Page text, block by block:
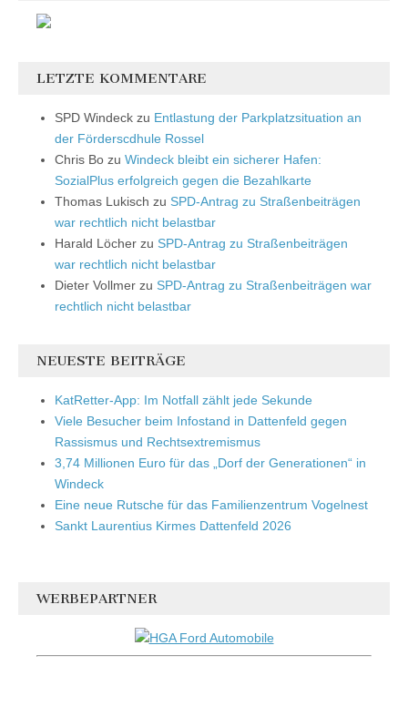
LETZTE KOMMENTARE
SPD Windeck zu Entlastung der Parkplatzsituation an
der Förderscdhule Rossel
Chris Bo zu Windeck bleibt ein sicherer Hafen:
SozialPlus erfolgreich gegen die Bezahlkarte
Thomas Lukisch zu SPD-Antrag zu Straßenbeiträgen
war rechtlich nicht belastbar
Harald Löcher zu SPD-Antrag zu Straßenbeiträgen
war rechtlich nicht belastbar
Dieter Vollmer zu SPD-Antrag zu Straßenbeiträgen war
rechtlich nicht belastbar
NEUESTE BEITRÄGE
KatRetter-App: Im Notfall zählt jede Sekunde
Viele Besucher beim Infostand in Dattenfeld gegen
Rassismus und Rechtsextremismus
3,74 Millionen Euro für das „Dorf der Generationen“ in
Windeck
Eine neue Rutsche für das Familienzentrum Vogelnest
Sankt Laurentius Kirmes Dattenfeld 2026
WERBEPARTNER